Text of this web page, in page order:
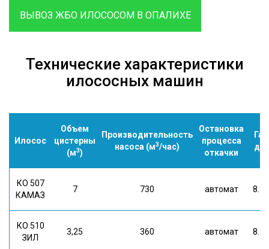
ВЫВОЗ ЖБО ИЛОСОСОМ В ОПАЛИХЕ
Технические характеристики
илососных машин
Илосос
Объем
цистерны
(м3)
Производительность
насоса (м3/час)
Остановка
процесса
откачки
КО 507
КАМАЗ
7 730 автомат
КО 510
ЗИЛ
3,25 360 автомат